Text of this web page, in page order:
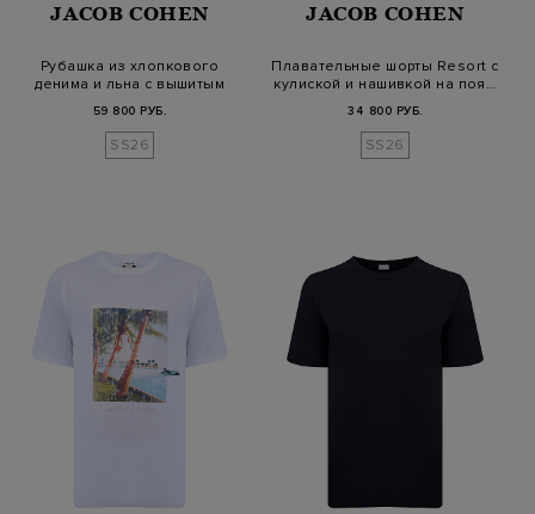
JACOB COHEN
Рубашка из хлопкового
денима и льна с вышитым
59 800 РУБ.
SS26
JACOB COHEN
Плавательные шорты Resort с
кулиской и нашивкой на поя…
34 800 РУБ.
SS26